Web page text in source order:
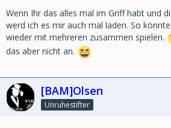
Wenn Ihr das alles mal im Griff habt und
werd ich es mir auch mal laden. So
wieder mit mehreren zusammen spielen.
das aber nicht an.
[BAM]Olsen
Unruhestifter